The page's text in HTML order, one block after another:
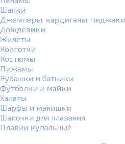
Шапки
Джемперы, кардиганы, пиджаки
Дождевики
Жилеты
Колготки
Костюмы
Пижамы
Рубашки и батники
Футболки и майки
Халаты
Шарфы и манишки
Шапочки для плавания
Плавки купальные